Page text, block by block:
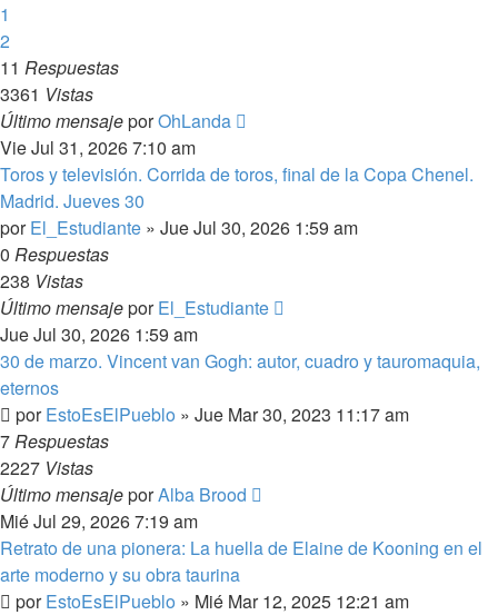
1
2
11 Respuestas
3361 Vistas
Último mensajeporOhLanda
Vie Jul 31, 2026 7:10 am
Toros y televisión. Corrida de toros, final de la Copa Chenel.
Madrid. Jueves 30
porEl_Estudiante » Jue Jul 30, 2026 1:59 am
0 Respuestas
238 Vistas
Último mensajeporEl_Estudiante
Jue Jul 30, 2026 1:59 am
30 de marzo. Vincent van Gogh: autor, cuadro y tauromaquia,
eternos
porEstoEsElPueblo » Jue Mar 30, 2023 11:17 am
7Respuestas
2227 Vistas
Último mensajeporAlba Brood
Mié Jul 29, 2026 7:19 am
Retrato de una pionera: La huella de Elaine de Kooning en el
arte moderno y su obra taurina
porEstoEsElPueblo » Mié Mar 12, 2025 12:21 am